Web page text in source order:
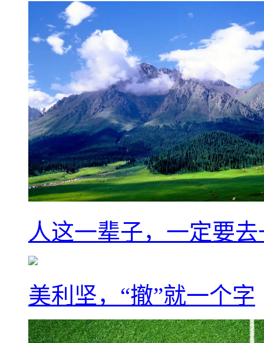
人这一辈子，一定要
美利坚，“撤”就一个字